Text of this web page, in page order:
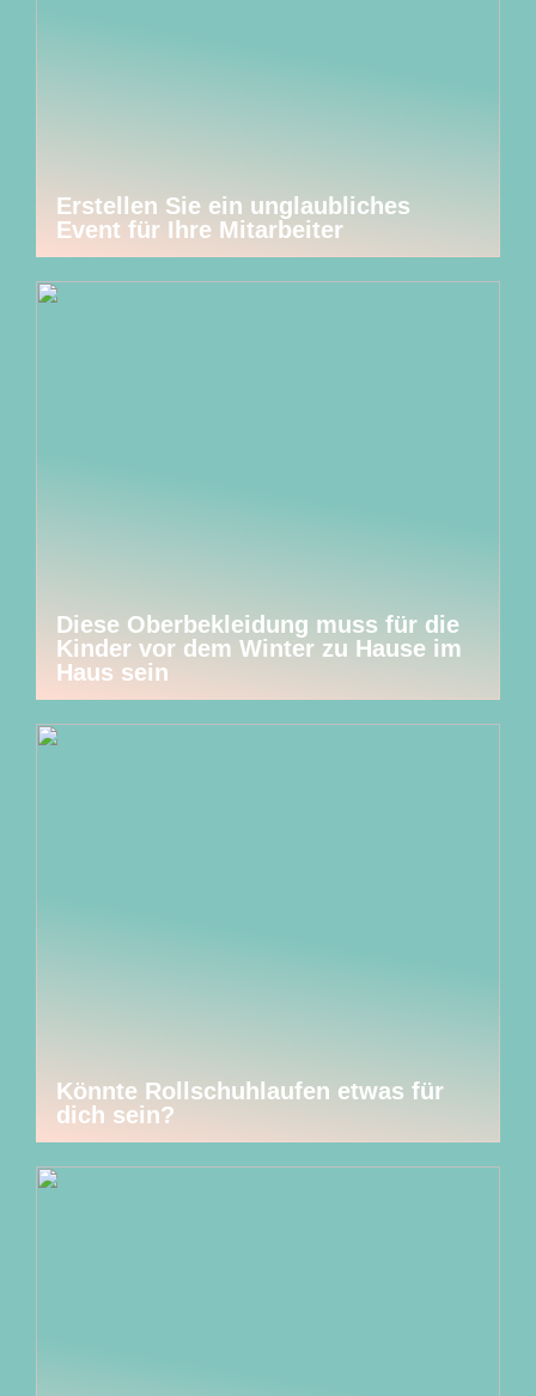
Erstellen Sie ein unglaubliches
Event für Ihre Mitarbeiter
Diese Oberbekleidung muss für die
Kinder vor dem Winter zu Hause im
Haus sein
Könnte Rollschuhlaufen etwas für
dich sein?